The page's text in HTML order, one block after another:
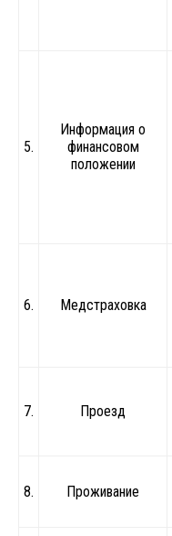
5.
Информация о
финансовом
положении
6. Медстраховка
7. Проезд
8. Проживание